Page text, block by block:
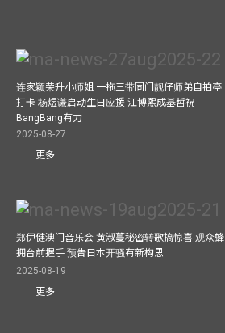
连家颖荣升小师姐 一拖三带同门靓仔师弟自拍亭
打卡 杨煜谦启动生日应援 江博熙成基哲祝
BangBang有力
2025-08-27
更多
郑伊健澳门音乐会 黄淑蔓秘密转歌搞惊喜 观众蜂
拥台前握手 预告日本开骚有新构思
2025-08-19
更多